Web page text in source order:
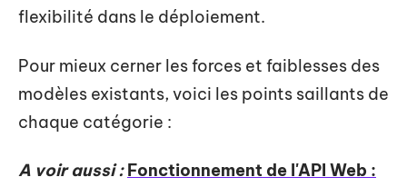
flexibilité dans le déploiement.
Pour mieux cerner les forces et faiblesses des
modèles existants, voici les points saillants de
chaque catégorie :
A voir aussi : Fonctionnement de l'API Web :